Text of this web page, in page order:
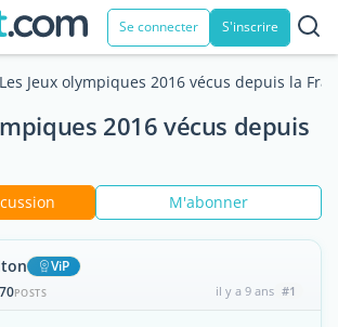
Se connecter S'inscrire
Les Jeux olympiques 2016 vécus depuis la
2016 vécus depuis
M'abonner
ViP
POSTS il y a 9 ans #1